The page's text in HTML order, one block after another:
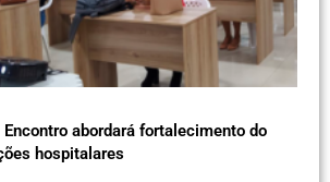
Encontro abordará fortalecimento do
hospitalares